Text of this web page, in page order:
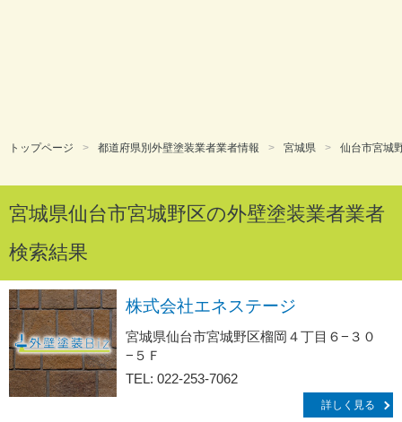
トップページ 都道府県別外壁塗装業者業者情報 宮城県 仙台市宮城
宮城県仙台市宮城野区の外壁塗装業者業者
検索結果
株式会社エネステージ
宮城県仙台市宮城野区榴岡４丁目６−３０
−５Ｆ
TEL: 022-253-7062
詳しく見る